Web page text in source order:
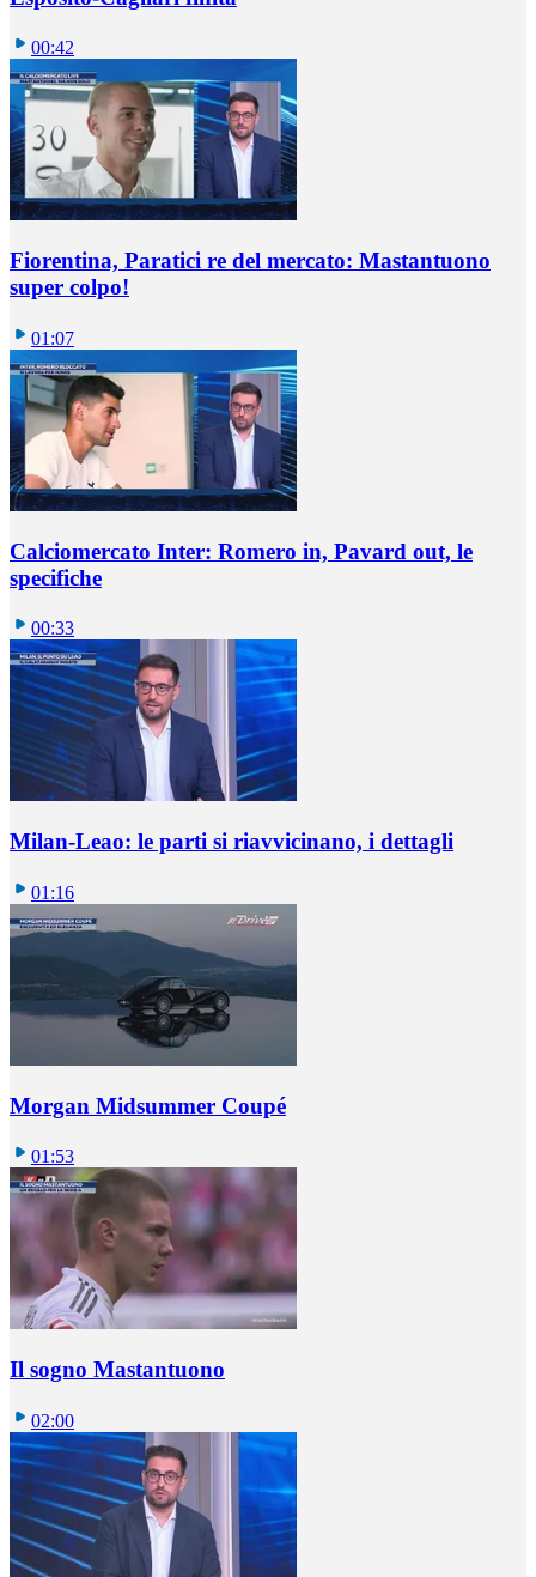
00:42
Fiorentina, Paratici re del mercato: Mastantuono
super colpo!
01:07
Calciomercato Inter: Romero in, Pavard out, le
specifiche
00:33
Milan-Leao: le parti si riavvicinano, i dettagli
01:16
Morgan Midsummer Coupé
01:53
Il sogno Mastantuono
02:00